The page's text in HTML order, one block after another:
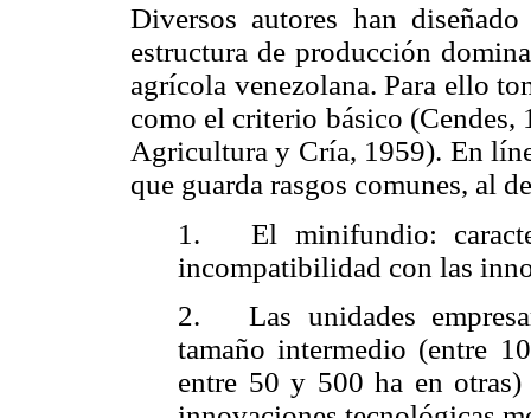
Diversos autores han
estructura de producción
agrícola venezolana. Para ello
como el criterio básico (Cendes,
Agricultura y Cría, 1959). En
que guarda rasgos comunes, al
1.
El minifundio:
incompatibilidad con las
2.
Las unidades
tamaño intermedio (entre
entre 50 y 500 ha en